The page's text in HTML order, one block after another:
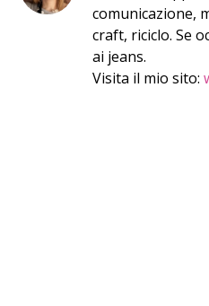
comunicazione,
craft, riciclo. Se
ai jeans.
Visita il mio sito: